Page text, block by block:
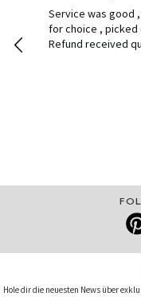
Service was good
for choice ,
Refund received
Hole dir die neuesten News über